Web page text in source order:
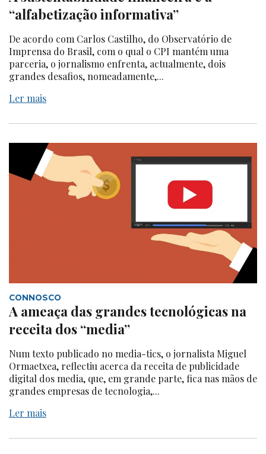
“alfabetização informativa”
De acordo com Carlos Castilho, do Observatório de
Imprensa do Brasil, com o qual o CPI mantém uma
parceria, o jornalismo enfrenta, actualmente, dois
grandes desafios, nomeadamente,...
Ler mais
CONNOSCO
A ameaça das grandes tecnológicas na
receita dos “media”
Num texto publicado no media-tics, o jornalista Miguel
Ormaetxea, reflectiu acerca da receita de publicidade
digital dos media, que, em grande parte, fica nas mãos de
grandes empresas de tecnologia,...
Ler mais